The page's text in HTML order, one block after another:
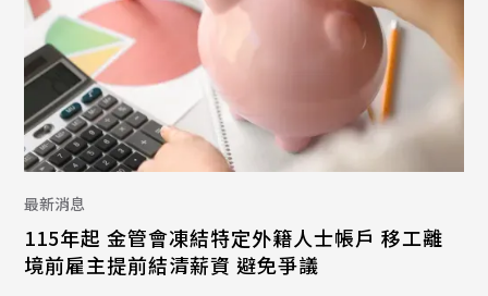
最新消息
115年起 金管會凍結特定外籍人士帳戶 移工離
境前雇主提前結清薪資 避免爭議